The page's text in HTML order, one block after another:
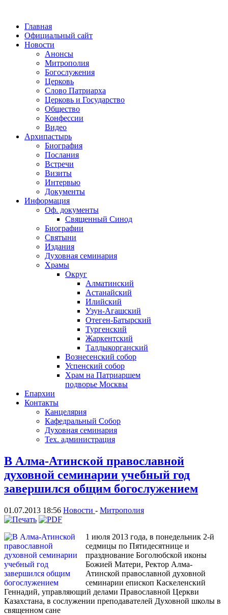
Главная
Официальный сайт
Новости
Анонсы
Митрополия
Богослужения
Церковь
Слово Патриарха
Церковь и Государство
Общество
Конфессии
Видео
Архипастырь
Биография
Послания
Встречи
Визиты
Интервью
Документы
Информация
Оф. документы
Священный Синод
Биографии
Святыни
Издания
Духовная семинария
Храмы
Округ
Алматинский
Астанайский
Илийский
Узун-Агашский
Отеген-Батырский
Тургенский
Жаркентский
Талдыкорганский
Вознесенский собор
Успенский собор
Храм на Патриаршем
подворье Москвы
Епархии
Контакты
Канцелярия
Кафедральный Собор
Духовная семинария
Тех. администрация
В Алма-Атинской православной
духовной семинарии учебный год
завершился общим богослужением
01.07.2013 18:56 Новости - Митрополия
1 июля 2013 года, в понедельник 2-й
седмицы по Пятидесятнице и
празднование Боголюбской иконы
Божией Матери, Ректор Алма-
Атинской православной духовной
семинарии епископ Каскеленский
Геннадий, управляющий делами Православной Церкви
Казахстана, в сослужении преподавателей Духовной школы в
священном сане